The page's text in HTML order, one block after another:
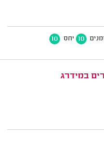
10 יחס 10
במידרג